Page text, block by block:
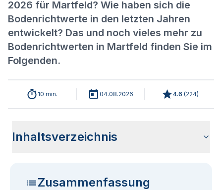
2026 für Martfeld? Wie haben sich die
Bodenrichtwerte in den letzten Jahren
entwickelt? Das und noch vieles mehr zu
Bodenrichtwerten in Martfeld finden Sie im
Folgenden.
10 min. 04.08.2026 4.6 (224)
Inhaltsverzeichnis
Zusammenfassung